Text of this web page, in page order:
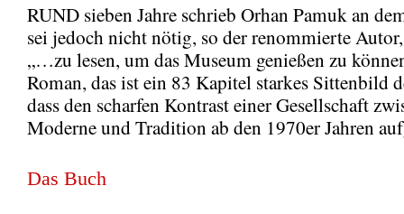
RUND sieben Jahre schrieb Orhan Pamuk an
sei jedoch nicht nötig, so der renommierte
„…zu lesen, um das Museum genießen zu
Roman, das ist ein 83 Kapitel starkes Sittenbild
dass den scharfen Kontrast einer Gesellschaft
Moderne und Tradition ab den 1970er Jahren
Das Buch